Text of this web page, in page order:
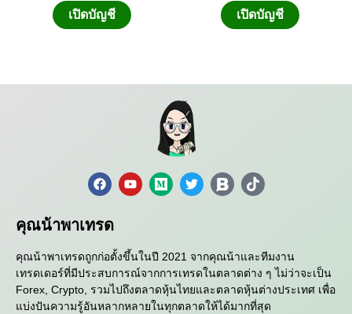
เปิดบัญชี เปิดบัญชี
คุณน้าพาเทรด
คุณน้าพาเทรดถูกก่อตั้งขึ้นในปี 2021 จากคุณน้าและทีมงาน
เทรดเดอร์ที่มีประสบการณ์จากการเทรดในตลาดต่าง ๆ ไม่ว่าจะเป็น
Forex, Crypto, รวมไปถึงตลาดหุ้นไทยและตลาดหุ้นต่างประเทศ เพื่อ
แบ่งปันความรู้อันหลากหลายในทุกตลาดให้ได้มากที่สุด